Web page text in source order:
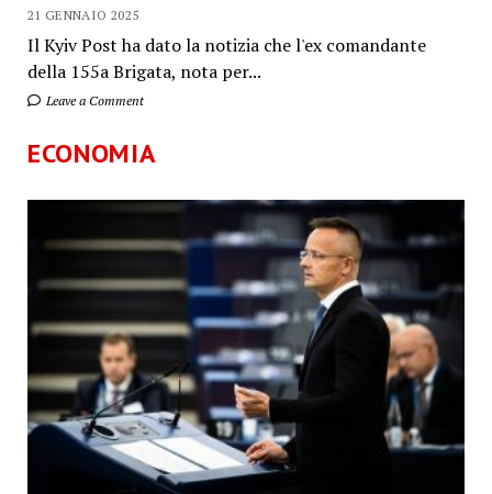
21 GENNAIO 2025
Il Kyiv Post ha dato la notizia che l'ex comandante
della 155a Brigata, nota per...
Leave a Comment
ECONOMIA